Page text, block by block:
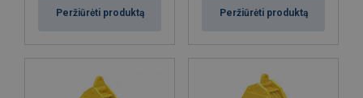
Peržiūrėti produktą Peržiūrėti produktą